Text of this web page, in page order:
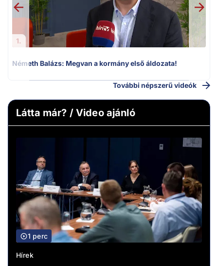
1.
Németh Balázs: Megvan a kormány első áldozata!
További népszerű videók
Látta már? / Video ajánló
1 perc
Hírek